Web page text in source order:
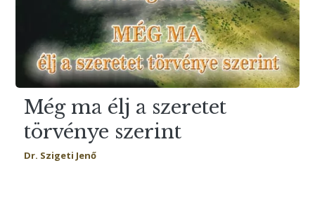
Még ma élj a szeretet
törvénye szerint
Dr. Szigeti Jenő